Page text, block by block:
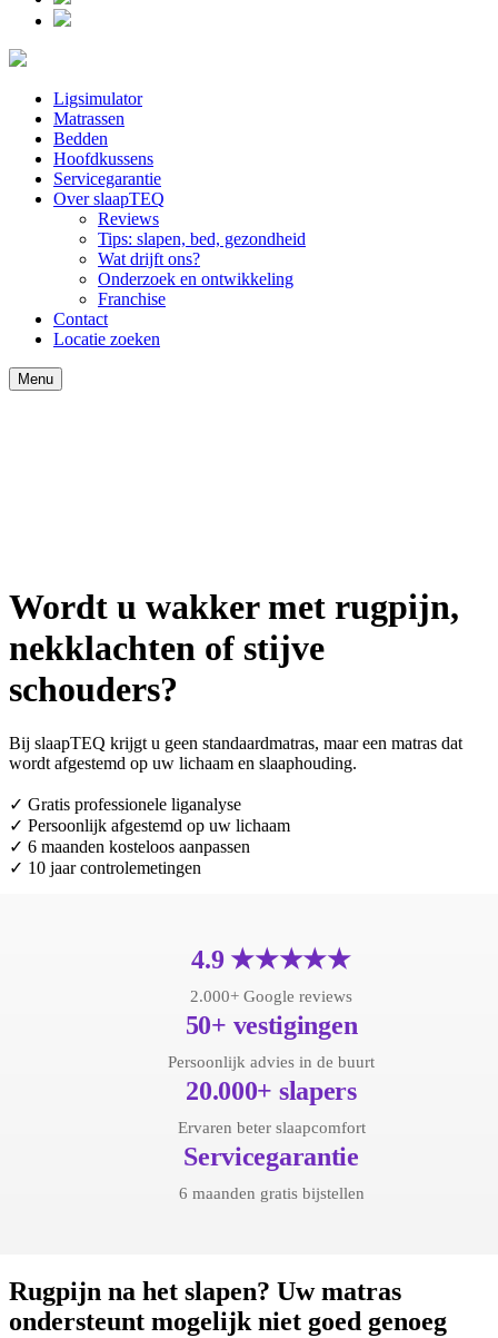
Ligsimulator
Matrassen
Bedden
Hoofdkussens
Servicegarantie
Over slaapTEQ
Reviews
Tips: slapen, bed, gezondheid
Wat drijft ons?
Onderzoek en ontwikkeling
Franchise
Contact
Locatie zoeken
Menu
Wordt u wakker met rugpijn,
nekklachten of stijve
schouders?
Bij slaapTEQ krijgt u geen standaardmatras, maar een matras dat
wordt afgestemd op uw lichaam en slaaphouding.
✓ Gratis professionele liganalyse
✓ Persoonlijk afgestemd op uw lichaam
✓ 6 maanden kosteloos aanpassen
✓ 10 jaar controlemetingen
4.9 ★★★★★
2.000+ Google reviews
50+ vestigingen
Persoonlijk advies in de buurt
20.000+ slapers
Ervaren beter slaapcomfort
Servicegarantie
6 maanden gratis bijstellen
Rugpijn na het slapen? Uw matras
ondersteunt mogelijk niet goed genoeg